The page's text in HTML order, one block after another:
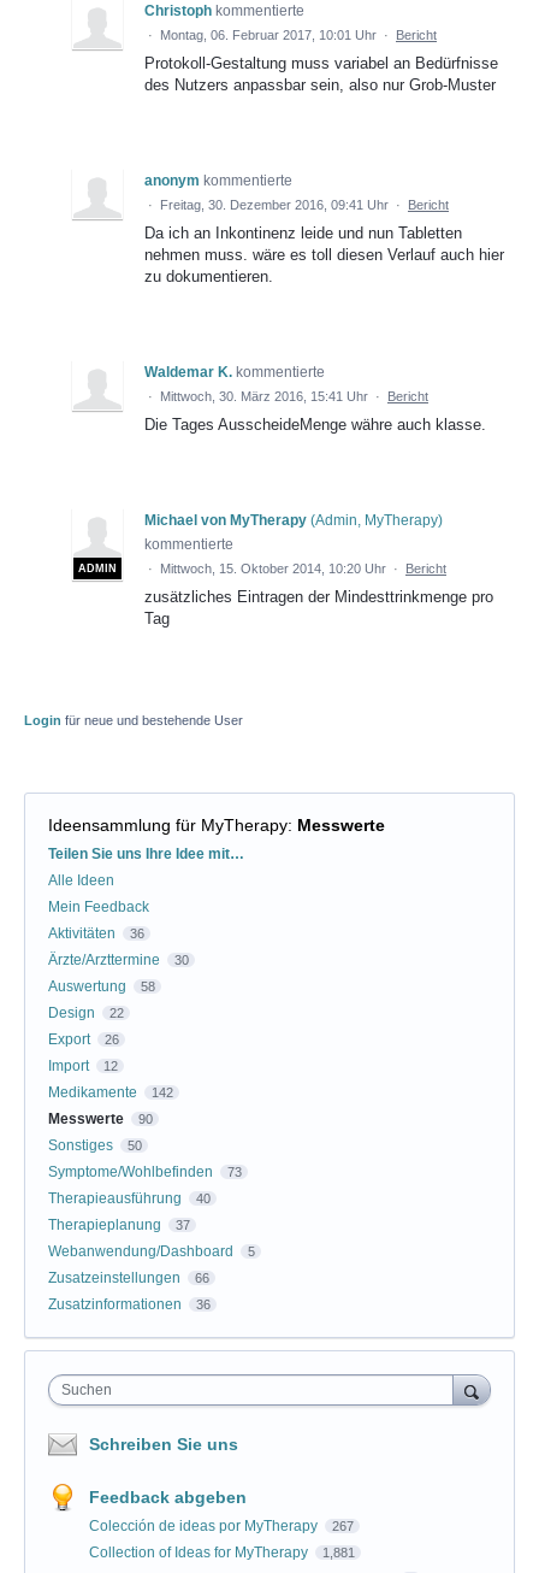
Christoph kommentierte
· Montag, 06. Februar 2017, 10:01 Uhr · Bericht
Protokoll-Gestaltung muss variabel an Bedürfnisse
des Nutzers anpassbar sein, also nur Grob-Muster
anonym kommentierte
· Freitag, 30. Dezember 2016, 09:41 Uhr · Bericht
Da ich an Inkontinenz leide und nun Tabletten
nehmen muss. wäre es toll diesen Verlauf auch hier
zu dokumentieren.
Waldemar K. kommentierte
· Mittwoch, 30. März 2016, 15:41 Uhr · Bericht
Die Tages AusscheideMenge währe auch klasse.
ADMIN
Michael von MyTherapy (Admin, MyTherapy)
kommentierte
· Mittwoch, 15. Oktober 2014, 10:20 Uhr · Bericht
zusätzliches Eintragen der Mindesttrinkmenge pro
Tag
Login für neue und bestehende User
Ideensammlung für MyTherapy: Messwerte
Kategorien
Teilen Sie uns Ihre Idee mit…
Alle Ideen
Mein Feedback
Aktivitäten
36
Ärzte/Arzttermine 30
Auswertung 58
Design 22
Export 26
Import 12
Medikamente 142
Messwerte 90
Sonstiges 50
Symptome/Wohlbefinden 73
Therapieausführung 40
Therapieplanung 37
Webanwendung/Dashboard 5
Zusatzeinstellungen 66
Zusatzinformationen 36
Suchen
Schreiben Sie uns
Feedback abgeben
Colección de ideas por MyTherapy 267
Collection of Ideas for MyTherapy 1,881